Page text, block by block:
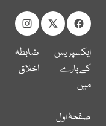
ایکسپریس
کے بارے
میں
ضابطہ
اخلاق
صفحۂ اول